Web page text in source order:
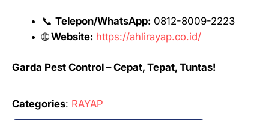
📞Telepon/WhatsApp: 0812-8009-2223
🌐Website: https://ahlirayap.co.id/
Garda Pest Control – Cepat, Tepat, Tuntas!
Categories: RAYAP